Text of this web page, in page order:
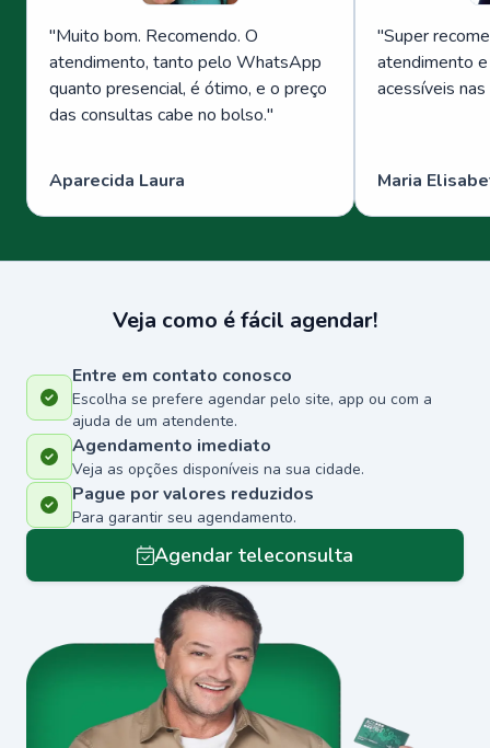
"Muito bom. Recomendo. O
atendimento, tanto pelo WhatsApp
quanto presencial, é ótimo, e o preço
das consultas cabe no bolso."
Aparecida Laura
"Super
atendimento
acessíveis
Maria
Veja como é fácil agendar!
Entre em contato conosco
Escolha se prefere agendar pelo site, app ou com a
ajuda de um atendente.
Agendamento imediato
Veja as opções disponíveis na sua cidade.
Pague por valores reduzidos
Para garantir seu agendamento.
Agendar teleconsulta